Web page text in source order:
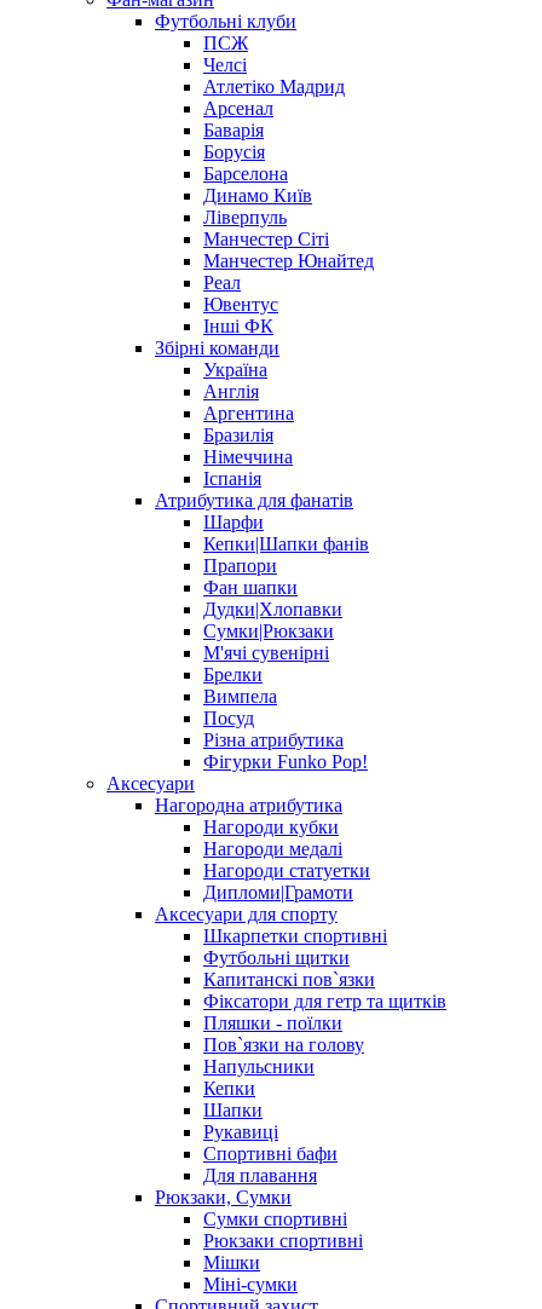
Футбольні клуби
ПСЖ
Челсі
Атлетіко Мадрид
Арсенал
Баварія
Борусія
Барселона
Динамо Київ
Ліверпуль
Манчестер Сіті
Манчестер Юнайтед
Реал
Ювентус
Інші ФК
Збірні команди
Україна
Англія
Аргентина
Бразилія
Німеччина
Іспанія
Атрибутика для фанатів
Шарфи
Кепки|Шапки фанів
Прапори
Фан шапки
Дудки|Хлопавки
Сумки|Рюкзаки
М'ячі сувенірні
Брелки
Вимпела
Посуд
Різна атрибутика
Фігурки Funko Pop!
Аксесуари
Нагородна атрибутика
Нагороди кубки
Нагороди медалі
Нагороди статуетки
Дипломи|Грамоти
Аксесуари для спорту
Шкарпетки спортивні
Футбольні щитки
Капитанскі пов`язки
Фіксатори для гетр та щитків
Пляшки - поїлки
Пов`язки на голову
Напульсники
Кепки
Шапки
Рукавиці
Спортивні бафи
Для плавання
Рюкзаки, Сумки
Сумки спортивні
Рюкзаки спортивні
Мішки
Міні-сумки